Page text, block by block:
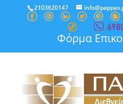
2103620147
Φόρμα